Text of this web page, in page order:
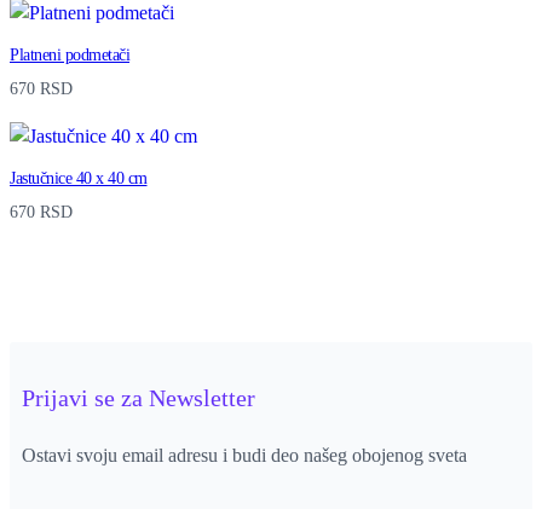
Platneni podmetači
670 RSD
Jastučnice 40 x 40 cm
670 RSD
Prijavi se za Newsletter
Ostavi svoju email adresu i budi deo našeg obojenog sveta